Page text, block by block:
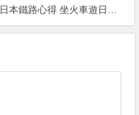
日本鐵路心得 坐火車遊日本攻略 日本鐵路攻略